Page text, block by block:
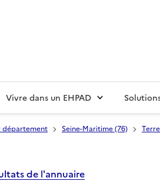
Vivre dans un EHPAD
département Seine-Maritime (76)
de l'annuaire